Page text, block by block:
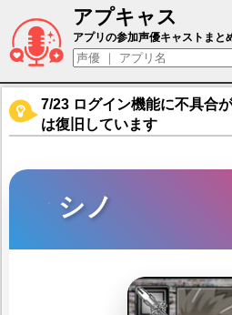
アプキャス
シノ（声優：山口勝
アプリの参加声優キャストまと
7/23 ログイン機能に不具合
は復旧しています
シノ